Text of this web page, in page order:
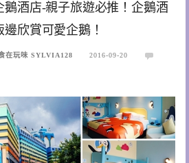
鵝酒店-親子旅遊必推！企鵝酒
欣賞可愛企鵝！
在玩味 SYLVIA128
2016-09-20